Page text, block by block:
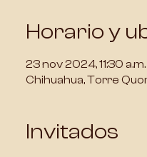
Horario y
23 nov 2024, 11:30 a.m.
Chihuahua, Torre
Invitados